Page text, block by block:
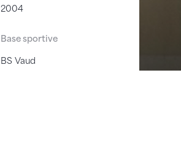
2004
Base sportive
BS Vaud